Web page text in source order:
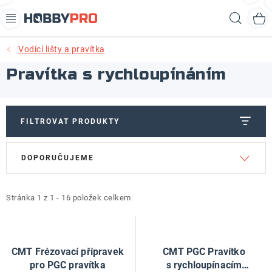
na
AKCE
Vodící lišty a pravítka
Pravítka s rychloupínáním
FILTROVAT PRODUKTY
V
i
r
Stránka 1 z 1 - 16 položek celkem
Ř
e
p
DOPORUČUJEME
CMT Frézovací přípravek
pro PGC pravítka
CMT PGC Pravítko
s rychloupínacím